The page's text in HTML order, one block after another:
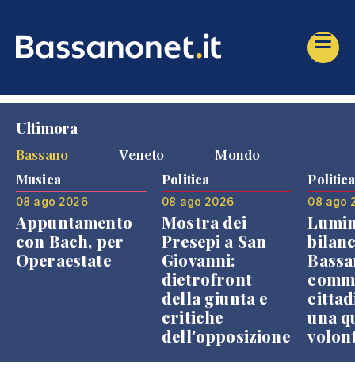
Ultimora
Bassano
Veneto Mondo
Musica
08 ago 2026
Appuntamento
con Bach, per
Operaestate
Politica
08 ago 2026
Mostra dei
Presepi a San
Giovanni:
dietrofront
della giunta e
critiche
dell'opposizione
Politica
08 ago
una